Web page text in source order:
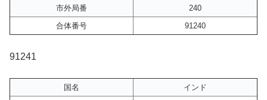
市外局番
240
合体番号
91240
91241
国名
インド